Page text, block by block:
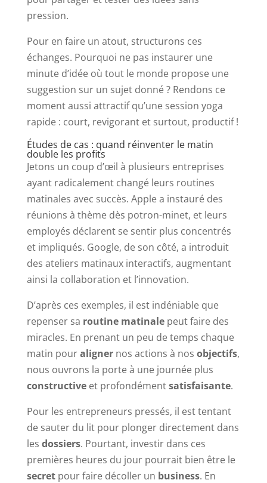
pression.
Pour en faire un atout, structurons ces
échanges. Pourquoi ne pas instaurer une
minute d’idée où tout le monde propose une
suggestion sur un sujet donné ? Rendons ce
moment aussi attractif qu’une session yoga
rapide : court, revigorant et surtout, productif !
Études de cas : quand réinventer le matin
double les profits
Jetons un coup d’œil à plusieurs entreprises
ayant radicalement changé leurs routines
matinales avec succès. Apple a instauré des
réunions à thème dès potron-minet, et leurs
employés déclarent se sentir plus concentrés
et impliqués. Google, de son côté, a introduit
des ateliers matinaux interactifs, augmentant
ainsi la collaboration et l’innovation.
D’après ces exemples, il est indéniable que
repenser sa routine matinalepeut faire des
miracles. En prenant un peu de temps chaque
matin pouralignernos actions à nos objectifs,
nous ouvrons la porte à une journée plus
constructiveet profondémentsatisfaisante.
Pour les entrepreneurs pressés, il est tentant
de sauter du lit pour plonger directement dans
les dossiers. Pourtant, investir dans ces
premières heures du jour pourrait bien être le
secretpour faire décoller un business. En